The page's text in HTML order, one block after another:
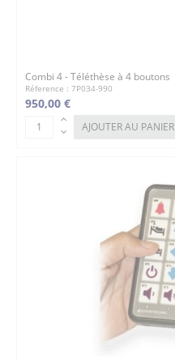
Combi 4 - Téléthèse à 4 boutons
Réference : 7P034-990
950,00 €
AJOUTER AU PANIER